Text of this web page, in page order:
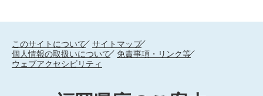
このサイトについて
サイトマップ
個人情報の取扱いについて
免責事項・リンク等
ウェブアクセシビリティ